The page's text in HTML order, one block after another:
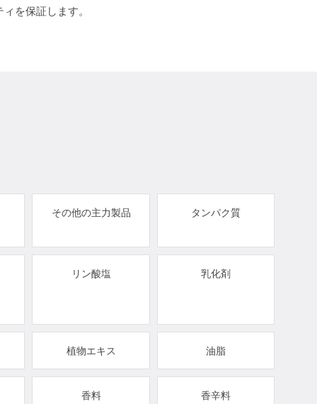
を保証します。
その他の主力製品 タンパク質
リン酸塩 乳化剤
植物エキス 油脂
香料 香辛料